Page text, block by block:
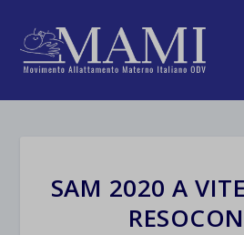
SAM 2020 A